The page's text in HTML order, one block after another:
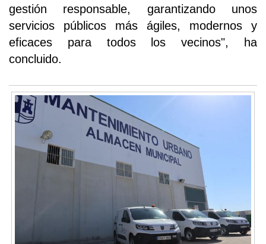
gestión responsable, garantizando unos
servicios públicos más ágiles, modernos y
eficaces para todos los vecinos", ha
concluido.